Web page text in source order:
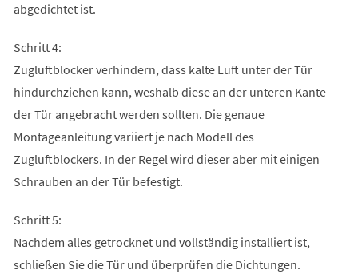
abgedichtet ist.
Schritt 4:
Zugluftblocker verhindern, dass kalte Luft unter der Tür
hindurchziehen kann, weshalb diese an der unteren Kante
der Tür angebracht werden sollten. Die genaue
Montageanleitung variiert je nach Modell des
Zugluftblockers. In der Regel wird dieser aber mit einigen
Schrauben an der Tür befestigt.
Schritt 5:
Nachdem alles getrocknet und vollständig installiert ist,
schließen Sie die Tür und überprüfen die Dichtungen.